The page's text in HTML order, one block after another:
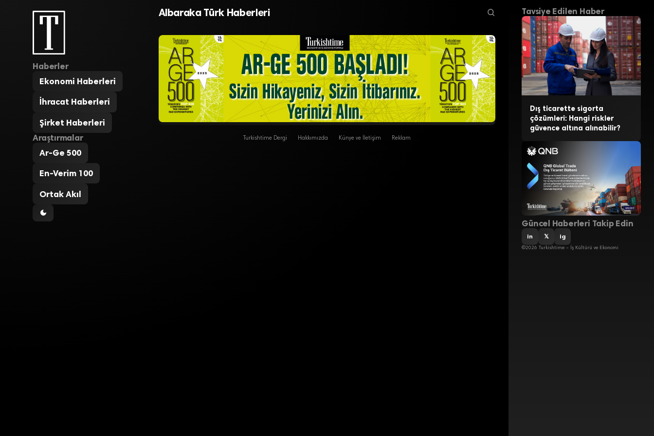
Haberler
Ekonomi Haberleri
İhracat Haberleri
Şirket Haberleri
Araştırmalar
Ar-Ge 500
En-Verim 100
Ortak Akıl
Albaraka Türk Haberleri
İhracatta mart ayı rekoru kırıldı
Turkishtime Dergi Hakkımızda Künye ve İletişim Reklam
Tavsiye Edilen Haber
Dış ticarette sigorta
çözümleri: Hangi riskler
güvence altına alınabilir?
Güncel Haberleri Takip Edin
in 𝕏 ig
©2026 Turkishtime – İş Kültürü ve Ekonomi